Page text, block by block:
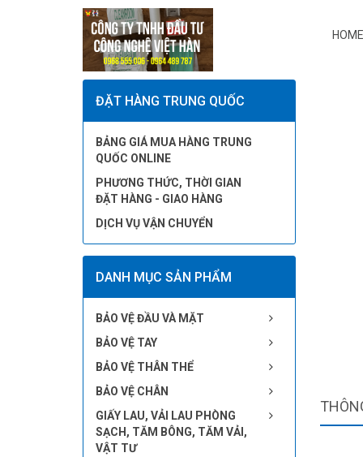
ĐẶT HÀNG TRUNG QUỐC
BẢNG GIÁ MUA HÀNG TRUNG
QUỐC ONLINE
PHƯƠNG THỨC, THỜI GIAN
ĐẶT HÀNG - GIAO HÀNG
DỊCH VỤ VẬN CHUYỂN
DANH MỤC SẢN PHẨM
BẢO VỆ ĐẦU VÀ MẶT
BẢO VỆ TAY
BẢO VỆ THÂN THỂ
BẢO VỆ CHÂN
GIẤY LAU, VẢI LAU PHÒNG
SẠCH, TĂM BÔNG, TĂM VẢI,
VẬT TƯ